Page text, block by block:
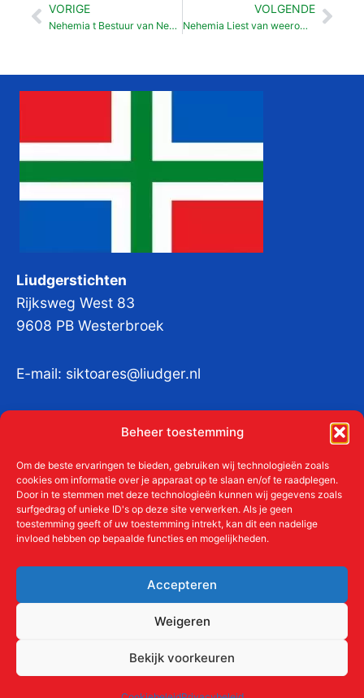
Beheer toestemming
Om de beste ervaringen te bieden, gebruiken wij technologieën zoals
cookies om informatie over je apparaat op te slaan en/of te raadplegen.
Door in te stemmen met deze technologieën kunnen wij gegevens zoals
surfgedrag of unieke ID's op deze site verwerken. Als je geen
toestemming geeft of uw toestemming intrekt, kan dit een nadelige
invloed hebben op bepaalde functies en mogelijkheden.
Accepteren
Weigeren
Bekijk voorkeuren
Vorige
VORIGE
Nehemia t Bestuur van Nehemia (5: 1-19)
VOLGENDE
Nehemia Liest van weeromkommen ballengs (7: 6-68)
Liudgerstichten
Rijksweg West 83
9608 PB Westerbroek
E-mail: siktoares@liudger.nl
KvKnr:41011712
Meer over de Liudgerstichten
Aanmelden als donateur
ANBI
Contact